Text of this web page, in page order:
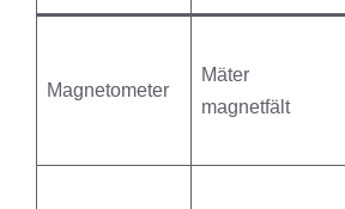
Magnetometer
Mäter
magnetfält